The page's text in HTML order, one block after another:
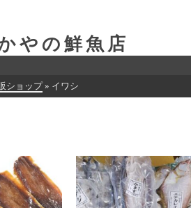
やの鮮魚店
ショップ » イワシ